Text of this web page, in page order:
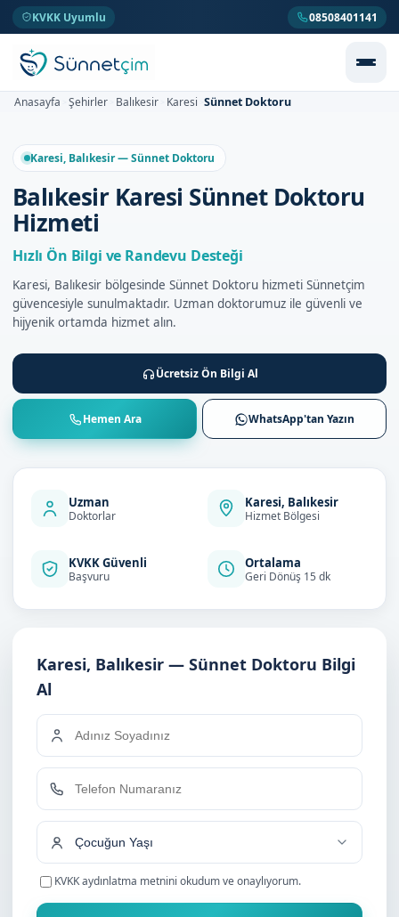
KVKK Uyumlu 08508401141
Anasayfa Şehirler Balıkesir Karesi Sünnet Doktoru
Karesi, Balıkesir — Sünnet Doktoru
Balıkesir Karesi Sünnet Doktoru
Hizmeti
Hızlı Ön Bilgi ve Randevu Desteği
Karesi, Balıkesir bölgesinde Sünnet Doktoru hizmeti Sünnetçim
güvencesiyle sunulmaktadır. Uzman doktorumuz ile güvenli ve
hijyenik ortamda hizmet alın.
Ücretsiz Ön Bilgi Al
Hemen Ara WhatsApp'tan Yazın
Uzman
Doktorlar
Karesi, Balıkesir
Hizmet Bölgesi
KVKK Güvenli
Başvuru
Ortalama
Geri Dönüş 15 dk
Karesi, Balıkesir — Sünnet Doktoru Bilgi
Al
KVKK aydınlatma metnini okudum ve onaylıyorum.